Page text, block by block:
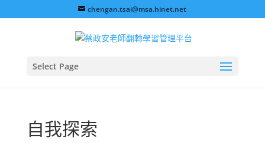
chengan.tsai@msa.hinet.net
Select Page
自我探索